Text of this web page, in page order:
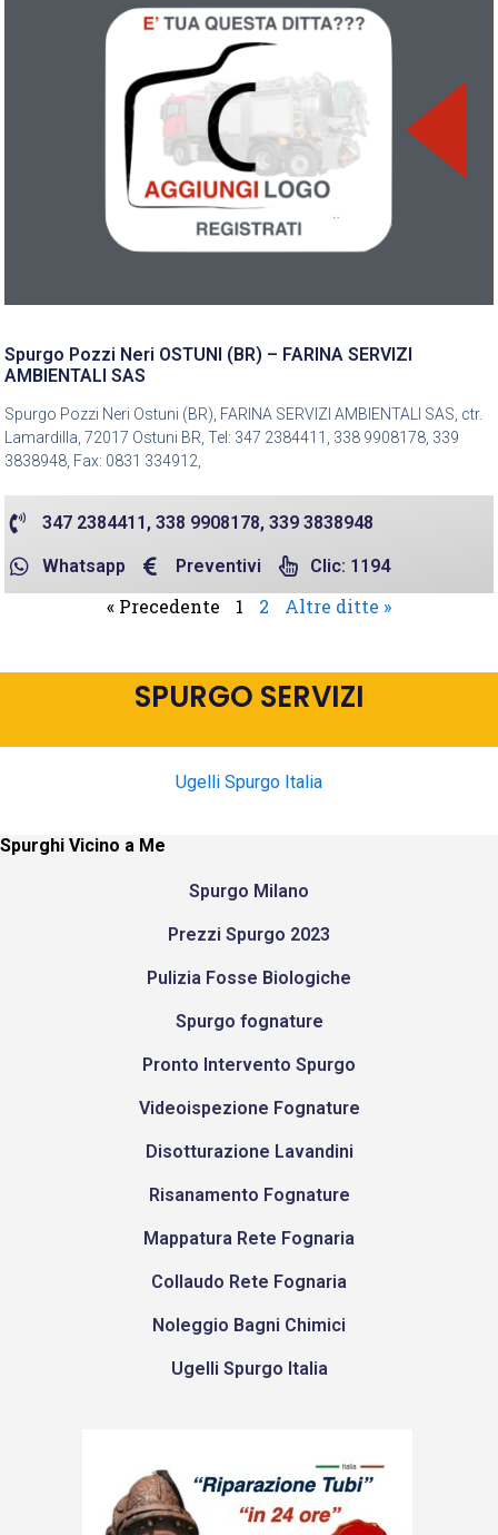
Spurgo Pozzi Neri OSTUNI (BR) – FARINA SERVIZI
AMBIENTALI SAS
Spurgo Pozzi Neri Ostuni (BR), FARINA SERVIZI AMBIENTALI SAS, ctr.
Lamardilla, 72017 Ostuni BR, Tel: 347 2384411, 338 9908178, 339
3838948, Fax: 0831 334912,
347 2384411, 338 9908178, 339 3838948
Whatsapp Preventivi Clic: 1194
« Precedente 1 2 Altre ditte »
SPURGO SERVIZI
Ugelli Spurgo Italia
Spurghi Vicino a Me
Spurgo Milano
Prezzi Spurgo 2023
Pulizia Fosse Biologiche
Spurgo fognature
Pronto Intervento Spurgo
Videoispezione Fognature
Disotturazione Lavandini
Risanamento Fognature
Mappatura Rete Fognaria
Collaudo Rete Fognaria
Noleggio Bagni Chimici
Ugelli Spurgo Italia